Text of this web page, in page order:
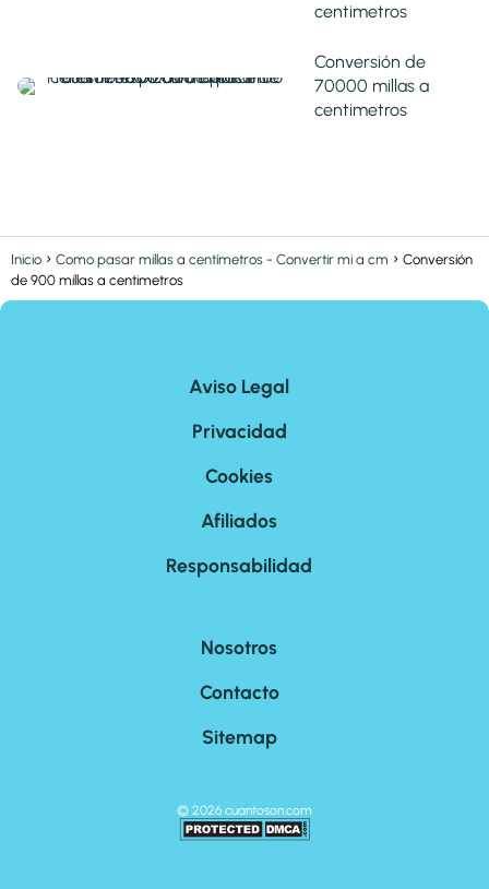
centimetros
Conversión de
70000 millas a
centimetros
Inicio Como pasar millas a centímetros - Convertir mi a cm
Conversión
de 900 millas a centimetros
Aviso Legal
Privacidad
Cookies
Afiliados
Responsabilidad
Nosotros
Contacto
Sitemap
© 2026 cuantoson.com